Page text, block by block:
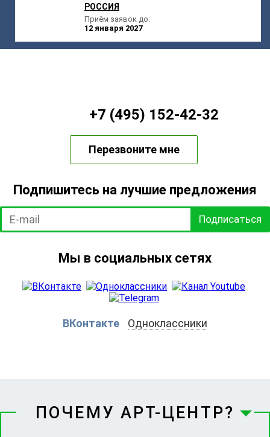
РОССИЯ
Приём заявок до:
12 января 2027
+7 (495) 152-42-32
Перезвоните мне
Подпишитесь на лучшие предложения
Подписаться
Мы в социальных сетях
ВКонтакте Одноклассники
ПОЧЕМУ АРТ-ЦЕНТР?